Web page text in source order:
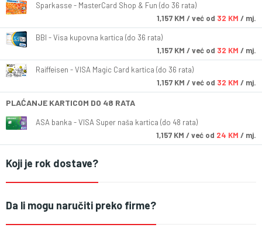
Sparkasse - MasterCard Shop & Fun (do 36 rata)
1,157 KM / već od 32 KM / mj.
BBI - Visa kupovna kartica (do 36 rata)
1,157 KM / već od 32 KM / mj.
Raiffeisen - VISA Magic Card kartica (do 36 rata)
1,157 KM / već od 32 KM / mj.
PLAĆANJE KARTICOM DO 48 RATA
ASA banka - VISA Super naša kartica (do 48 rata)
1,157 KM / već od 24 KM / mj.
Koji je rok dostave?
Da li mogu naručiti preko firme?